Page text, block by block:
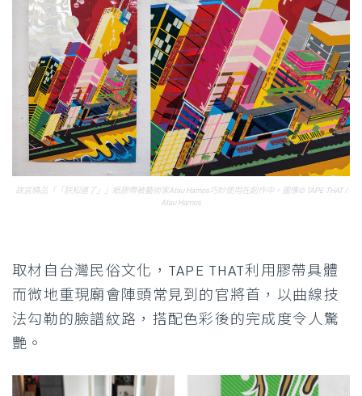
故宮精品「「朕知道了」」紙膠帶被藝術家Atau Hamos巧妙使用在創作中。
圖像© TAPE THAT /
Atau Hamos
取材自台灣民俗文化，TAPE THAT利用膠帶具體
而微地重現廟會陣頭常見到的官將首，以曲線技
法勾勒的臉譜紋路，搭配色彩後的完成度令人驚
艷。